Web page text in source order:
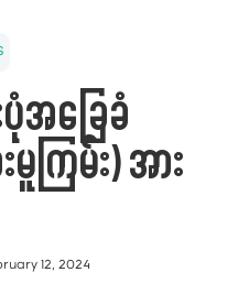
အခြေခံ
ကြမ်း) အား
12, 2024